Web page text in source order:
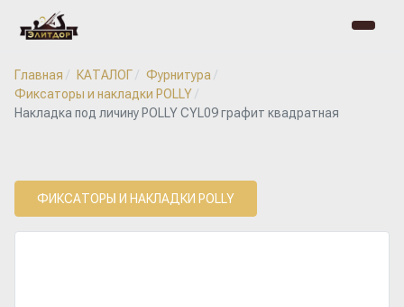
Главная КАТАЛОГ
Фурнитура
Фиксаторы и накладки POLLY
Накладка под личину POLLY CYL09 графит квадратная
ФИКСАТОРЫ И НАКЛАДКИ POLLY